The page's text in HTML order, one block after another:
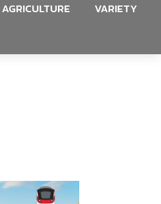
AGRICULTURE
VARIETY